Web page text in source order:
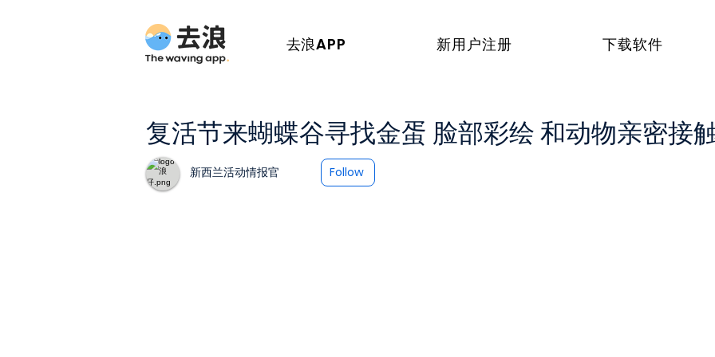
去浪APP 新用户注册 下载软件
复活节来蝴蝶谷寻找金蛋 脸部彩绘 和动物亲密接
新西兰活动情报官 Follow